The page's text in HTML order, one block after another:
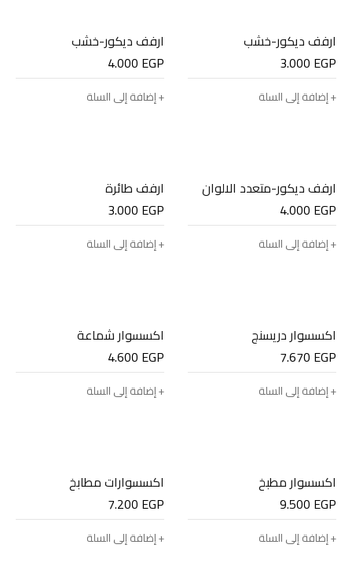
ارفف ديكور-خشب
3.000 EGP
إضافة إلى السلة
ارفف ديكور-خشب
4.000 EGP
إضافة إلى السلة
ارفف ديكور-متعدد الالوان
4.000 EGP
إضافة إلى السلة
ارفف طائرة
3.000 EGP
إضافة إلى السلة
اكسسوار دريسنج
7.670 EGP
إضافة إلى السلة
اكسسوار شماعة
4.600 EGP
إضافة إلى السلة
اكسسوار مطبخ
9.500 EGP
إضافة إلى السلة
اكسسوارات مطابخ
7.200 EGP
إضافة إلى السلة